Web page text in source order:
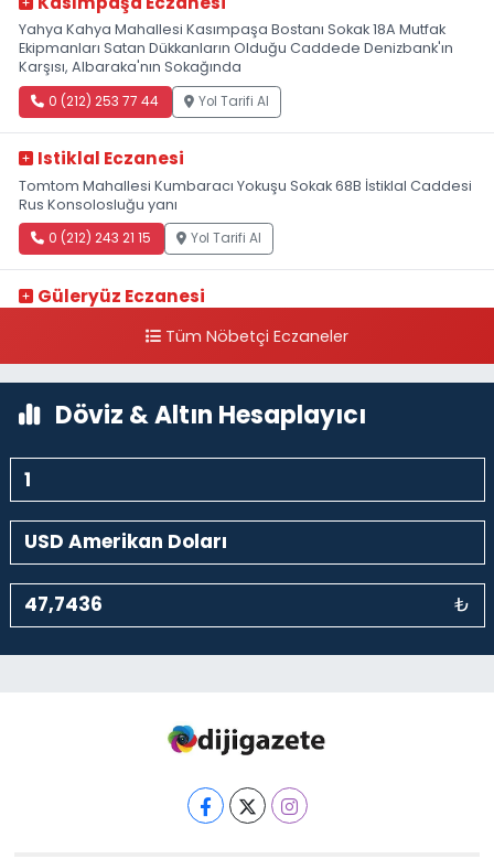
Yahya Kahya Mahallesi Kasımpaşa Bostanı Sokak 18A Mutfak
Ekipmanları Satan Dükkanların Olduğu Caddede Denizbank'ın
Karşısı, Albaraka'nın Sokağında
0 (212) 253 77 44 Yol Tarifi Al
Istiklal Eczanesi
Tomtom Mahallesi Kumbaracı Yokuşu Sokak 68B İstiklal Caddesi
Rus Konsolosluğu yanı
0 (212) 243 21 15 Yol Tarifi Al
Güleryüz Eczanesi
kalaycıbahçe Meydana DoğruTüm Nöbetçi Eczaneler
Döviz & Altın Hesaplayıcı
₺